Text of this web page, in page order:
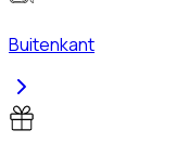
Buitenkant